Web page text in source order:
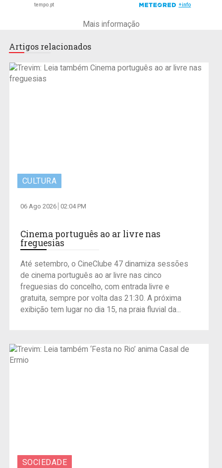
Mais informação
Artigos relacionados
CULTURA
06 Ago 2026 02:04 PM
Cinema português ao ar livre nas
freguesias
Até setembro, o CineClube 47 dinamiza sessões
de cinema português ao ar livre nas cinco
freguesias do concelho, com entrada livre e
gratuita, sempre por volta das 21:30. A próxima
exibição tem lugar no dia 15, na praia fluvial da...
SOCIEDADE